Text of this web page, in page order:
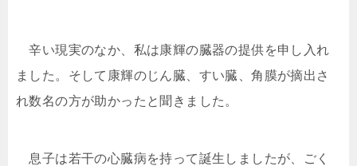
辛い現実のなか、私は康輝の臓器の提供を申し入れ
ました。そして康輝のじん臓、すい臓、角膜が摘出さ
れ数名の方が助かったと聞きました。
息子は若干の心臓病を持って誕生しましたが、ごく